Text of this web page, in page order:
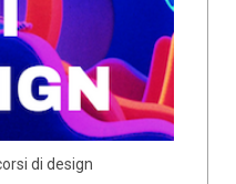
di design